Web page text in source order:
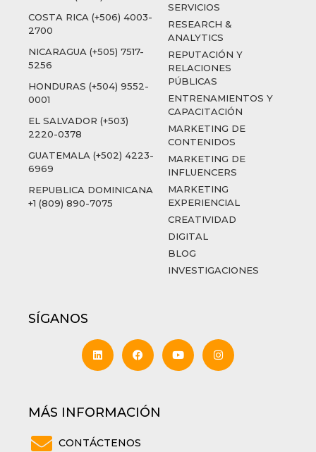
COSTA RICA (+506) 4003-
2700
NICARAGUA (+505) 7517-
5256
HONDURAS (+504) 9552-
0001
EL SALVADOR (+503)
2220-0378
GUATEMALA (+502) 4223-
6969
REPUBLICA DOMINICANA
+1 (809) 890-7075
SERVICIOS
RESEARCH &
ANALYTICS
REPUTACIÓN Y
RELACIONES
PÚBLICAS
ENTRENAMIENTOS Y
CAPACITACIÓN
MARKETING DE
CONTENIDOS
MARKETING DE
INFLUENCERS
MARKETING
EXPERIENCIAL
CREATIVIDAD
DIGITAL
BLOG
INVESTIGACIONES
SÍGANOS
MÁS INFORMACIÓN
CONTÁCTENOS